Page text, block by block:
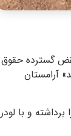
نقض گسترده حقوق
را در «گلستان جاوید» آرامستان
را برداشته و با لودر